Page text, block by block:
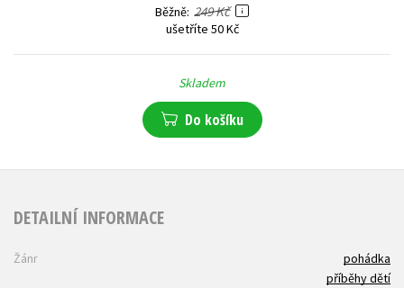
Běžně 249 Kč
ušetříte 50 Kč
Skladem
Do košíku
DETAILNÍ INFORMACE
Žánr
pohádka
příběhy dětí